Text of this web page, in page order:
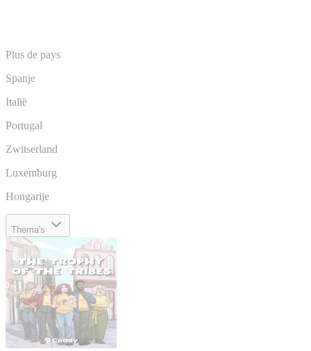
Plus de pays
Spanje
Italië
Portugal
Zwitserland
Luxemburg
Hongarije
Thema's